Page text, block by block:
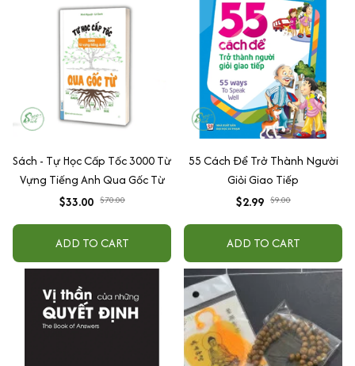
Sách - Tự Học Cấp Tốc 3000 Từ
Vựng Tiếng Anh Qua Gốc Từ
$33.00 $70.00
ADD TO CART
55 Cách Để Trở Thành Người
Giỏi Giao Tiếp
$2.99 $9.00
ADD TO CART